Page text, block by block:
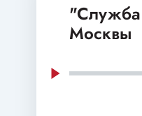
"Служба
Москвы